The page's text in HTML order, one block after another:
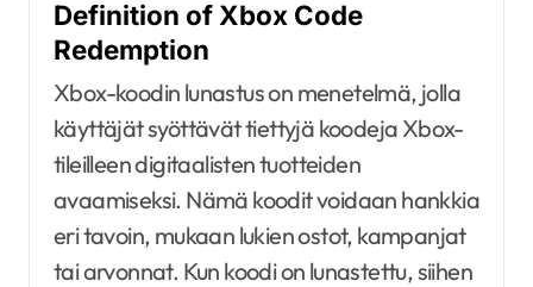
Definition of Xbox Code
Redemption
Xbox-koodin lunastus on menetelmä, jolla
käyttäjät syöttävät tiettyjä koodeja Xbox-
tileilleen digitaalisten tuotteiden
avaamiseksi. Nämä koodit voidaan hankkia
eri tavoin, mukaan lukien ostot, kampanjat
tai arvonnat. Kun koodi on lunastettu, siihen